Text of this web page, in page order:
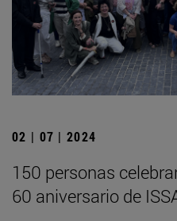
02 | 07 | 2024
150 personas
60 aniversario de